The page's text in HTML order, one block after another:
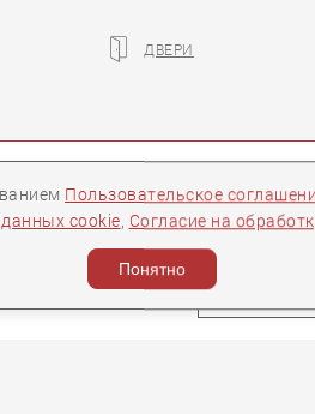
Пользовательское
cookie, Согласие на
Понятно
ДВЕРИ
Следите за